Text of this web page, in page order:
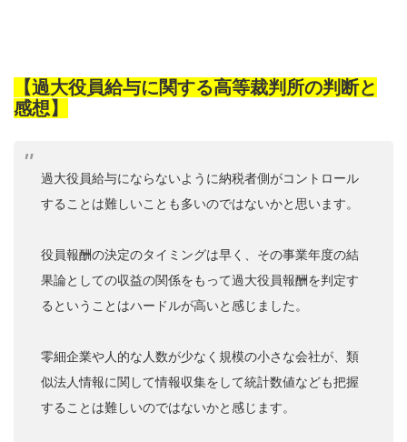
【過大役員給与に関する高等裁判所の判断と
感想】
過大役員給与にならないように納税者側がコントロール
することは難しいことも多いのではないかと思います。
役員報酬の決定のタイミングは早く、その事業年度の結
果論としての収益の関係をもって過大役員報酬を判定す
るということはハードルが高いと感じました。
零細企業や人的な人数が少なく規模の小さな会社が、類
似法人情報に関して情報収集をして統計数値なども把握
することは難しいのではないかと感じます。